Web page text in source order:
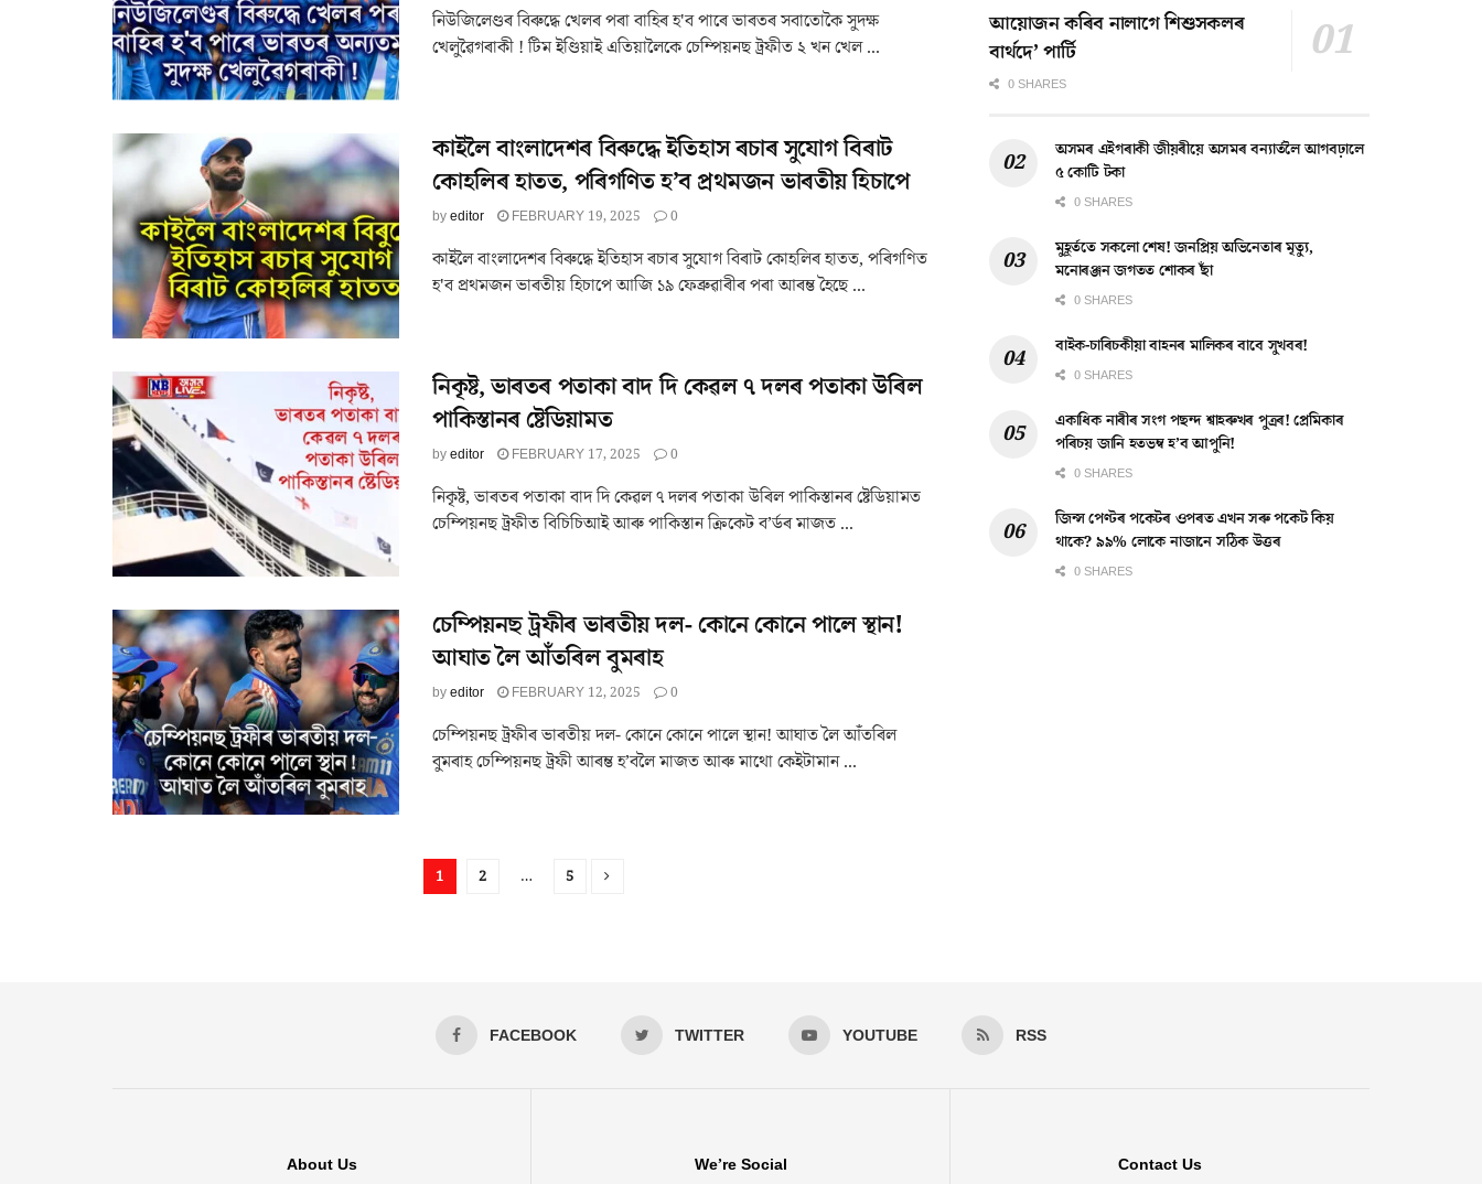
নিউজিলেণ্ডৰ বিৰুদ্ধে খেলৰ পৰা বাহিৰ হ'ব পাৰে ভাৰতৰ সবাতোকৈ সুদক্ষ
খেলুৱৈগৰাকী ! টিম ইণ্ডিয়াই এতিয়ালৈকে চেম্পিয়নছ ট্ৰফীত ২ খন খেল ...
কাইলৈ বাংলাদেশৰ বিৰুদ্ধে ইতিহাস ৰচাৰ সুযোগ বিৰাট
কোহলিৰ হাতত, পৰিগণিত হ’ব প্ৰথমজন ভাৰতীয় হিচাপে
byeditor FEBRUARY 19, 2025 0
কাইলৈ বাংলাদেশৰ বিৰুদ্ধে ইতিহাস ৰচাৰ সুযোগ বিৰাট কোহলিৰ হাতত, পৰিগণিত
হ'ব প্ৰথমজন ভাৰতীয় হিচাপে আজি ১৯ ফেব্ৰুৱাৰীৰ পৰা আৰম্ভ হৈছে ...
নিকৃষ্ট, ভাৰতৰ পতাকা বাদ দি কেৱল ৭ দলৰ পতাকা উৰিল
পাকিস্তানৰ ষ্টেডিয়ামত
byeditor FEBRUARY 17, 2025 0
নিকৃষ্ট, ভাৰতৰ পতাকা বাদ দি কেৱল ৭ দলৰ পতাকা উৰিল পাকিস্তানৰ ষ্টেডিয়ামত
চেম্পিয়নছ ট্ৰফীত বিচিচিআই আৰু পাকিস্তান ক্ৰিকেট ব’ৰ্ডৰ মাজত ...
চেম্পিয়নছ ট্ৰফীৰ ভাৰতীয় দল- কোনে কোনে পালে স্থান!
আঘাত লৈ আঁতৰিল বুমৰাহ
byeditor FEBRUARY 12, 2025 0
চেম্পিয়নছ ট্ৰফীৰ ভাৰতীয় দল- কোনে কোনে পালে স্থান! আঘাত লৈ আঁতৰিল
বুমৰাহ চেম্পিয়নছ ট্ৰফী আৰম্ভ হ’বলৈ মাজত আৰু মাথো কেইটামান ...
1 2 … 5
আয়োজন কৰিব নালাগে শিশুসকলৰ
বাৰ্থদে’ পাৰ্টি
0 SHARES
অসমৰ এইগৰাকী জীয়ৰীয়ে অসমৰ বন্যাৰ্তলৈ আগবঢ়ালে
৫ কোটি টকা
0 SHARES
মুহূৰ্ততে সকলো শেষ! জনপ্ৰিয় অভিনেতাৰ মৃত্যু,
মনোৰঞ্জন জগতত শোকৰ ছাঁ
0 SHARES
বাইক-চাৰিচকীয়া বাহনৰ মালিকৰ বাবে সুখবৰ!
0 SHARES
একাধিক নাৰীৰ সংগ পছন্দ শ্বাহৰুখৰ পুত্ৰৰ! প্ৰেমিকাৰ
পৰিচয় জানি হতভম্ব হ’ব আপুনি!
0 SHARES
জিন্স পেণ্টৰ পকেটৰ ওপৰত এখন সৰু পকেট কিয়
থাকে? ৯৯% লোকে নাজানে সঠিক উত্তৰ
0 SHARES
FACEBOOK TWITTER YOUTUBE RSS
About Us We’re Social Contact Us